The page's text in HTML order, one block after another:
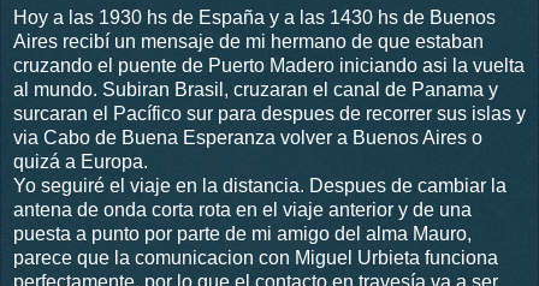
Hoy a las 1930 hs de España y a las 1430 hs de Buenos
Aires recibí un mensaje de mi hermano de que estaban
cruzando el puente de Puerto Madero iniciando asi la vuelta
al mundo. Subiran Brasil, cruzaran el canal de Panama y
surcaran el Pacífico sur para despues de recorrer sus islas y
via Cabo de Buena Esperanza volver a Buenos Aires o
quizá a Europa.
Yo seguiré el viaje en la distancia. Despues de cambiar la
antena de onda corta rota en el viaje anterior y de una
puesta a punto por parte de mi amigo del alma Mauro,
parece que la comunicacion con Miguel Urbieta funciona